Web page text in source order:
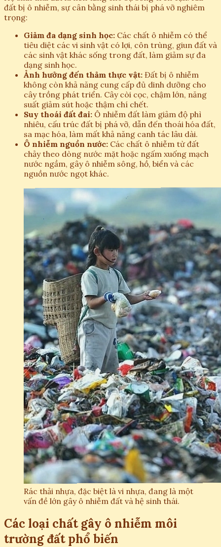
đất bị ô nhiễm, sự cân bằng sinh thái bị phá vỡ nghiêm
trọng:
Giảm đa dạng sinh học: Các chất ô nhiễm có thể
tiêu diệt các vi sinh vật có lợi, côn trùng, giun đất và
các sinh vật khác sống trong đất, làm giảm sự đa
dạng sinh học.
Ảnh hưởng đến thảm thực vật: Đất bị ô nhiễm
không còn khả năng cung cấp đủ dinh dưỡng cho
cây trồng phát triển. Cây còi cọc, chậm lớn, năng
suất giảm sút hoặc thậm chí chết.
Suy thoái đất đai: Ô nhiễm đất làm giảm độ phì
nhiêu, cấu trúc đất bị phá vỡ, dẫn đến thoái hóa đất,
sa mạc hóa, làm mất khả năng canh tác lâu dài.
Ô nhiễm nguồn nước: Các chất ô nhiễm từ đất
chảy theo dòng nước mặt hoặc ngấm xuống mạch
nước ngầm, gây ô nhiễm sông, hồ, biển và các
nguồn nước ngọt khác.
Rác thải nhựa, đặc biệt là vi nhựa, đang là một
vấn đề lớn gây ô nhiễm đất và hệ sinh thái.
Các loại chất gây ô nhiễm môi
trường đất phổ biến